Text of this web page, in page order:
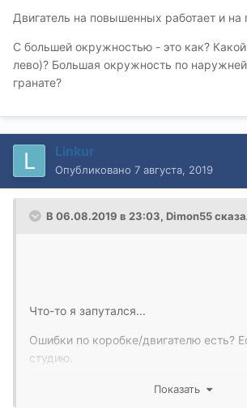
Двигатель на повышенных работает и на
С большей окружностью - это как?
лево)? Большая окружность по
гранате?
Linkur
Опубликовано 7 августа, 2019
В 06.08.2019 в 23:03, Dimon55
Что-то я запутался...
Ошибки по коробке/двигателю есть?
студию.
Двигатель на повышенных работает и
Показать